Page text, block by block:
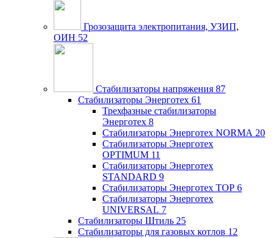
Грозозащита электропитания, УЗИП,
ОИН 52
Стабилизаторы напряжения 87
Стабилизаторы Энерготех 61
Трехфазные стабилизаторы
Энерготех 8
Стабилизаторы Энерготех NORMA 20
Стабилизаторы Энерготех
OPTIMUM 11
Стабилизаторы Энерготех
STANDARD 9
Стабилизаторы Энерготех TOP 6
Стабилизаторы Энерготех
UNIVERSAL 7
Стабилизаторы Штиль 25
Стабилизаторы для газовых котлов 12